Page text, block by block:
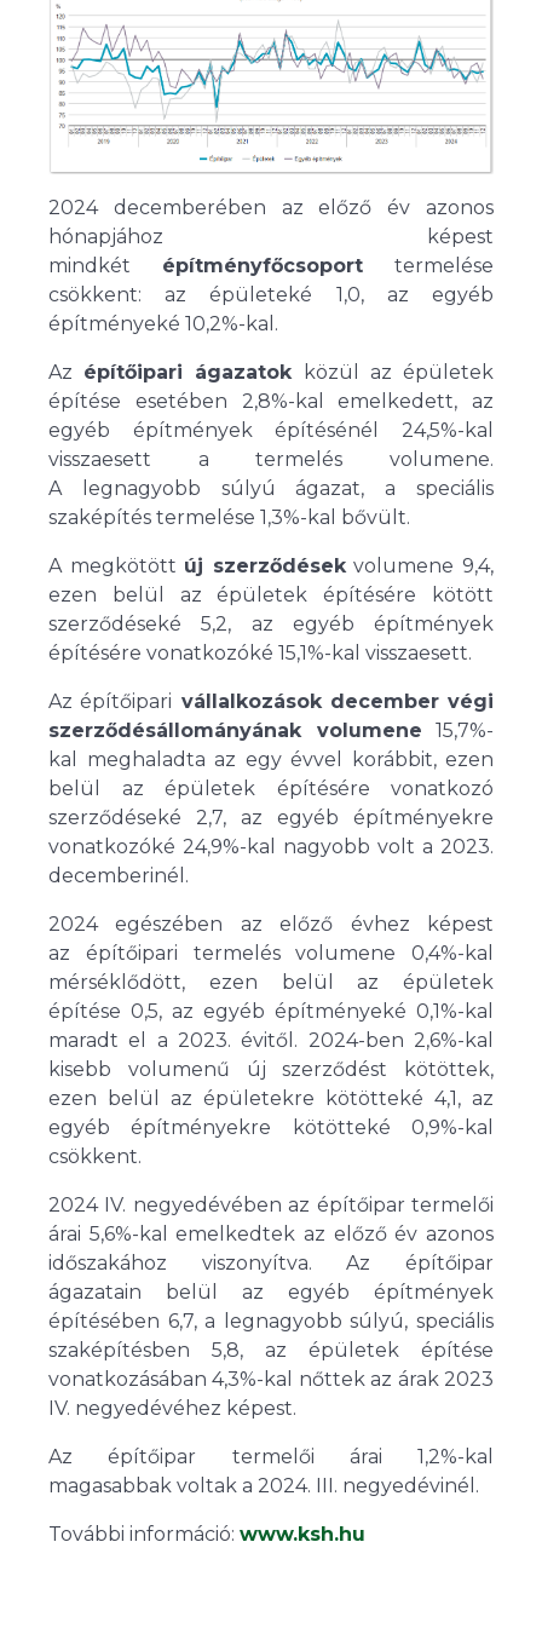
2024 decemberében az előző év azonos
hónapjához képest
mindkét építményfőcsoport termelése
csökkent: az épületeké 1,0, az egyéb
építményeké 10,2%-kal.
Az építőipari ágazatokközül az épületek
építése esetében 2,8%-kal emelkedett, az
egyéb építmények építésénél 24,5%-kal
visszaesett a termelés volumene.
A legnagyobb súlyú ágazat, a speciális
szaképítés termelése 1,3%-kal bővült.
A megkötött új szerződésekvolumene 9,4,
ezen belül az épületek építésére kötött
szerződéseké 5,2, az egyéb építmények
építésére vonatkozóké 15,1%-kal visszaesett.
Az építőipari vállalkozások december végi
szerződésállományának volumene 15,7%-
kal meghaladta az egy évvel korábbit, ezen
belül az épületek építésére vonatkozó
szerződéseké 2,7, az egyéb építményekre
vonatkozóké 24,9%-kal nagyobb volt a 2023.
decemberinél.
2024 egészében az előző évhez képest
az építőipari termelés volumene 0,4%-kal
mérséklődött, ezen belül az épületek
építése 0,5, az egyéb építményeké 0,1%-kal
maradt el a 2023. évitől. 2024-ben 2,6%-kal
kisebb volumenű új szerződést kötöttek,
ezen belül az épületekre kötötteké 4,1, az
egyéb építményekre kötötteké 0,9%-kal
csökkent.
2024 IV. negyedévében az építőipar termelői
árai 5,6%-kal emelkedtek az előző év azonos
időszakához viszonyítva. Az építőipar
ágazatain belül az egyéb építmények
építésében 6,7, a legnagyobb súlyú, speciális
szaképítésben 5,8, az épületek építése
vonatkozásában 4,3%-kal nőttek az árak 2023
IV. negyedévéhez képest.
Az építőipar termelői árai 1,2%-kal
magasabbak voltak a 2024. III. negyedévinél.
További információ: www.ksh.hu